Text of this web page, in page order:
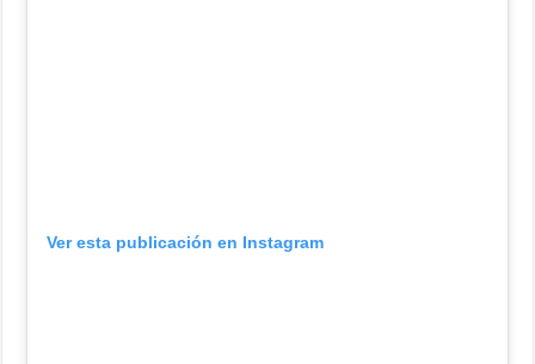
Ver esta publicación en Instagram